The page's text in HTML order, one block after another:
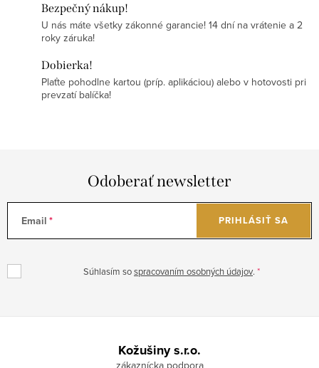
Bezpečný nákup!
U nás máte všetky zákonné garancie! 14 dní na vrátenie a 2
roky záruka!
Dobierka!
Plaťte pohodlne kartou (príp. aplikáciou) alebo v hotovosti pri
prevzatí balíčka!
Odoberať newsletter
Email
Súhlasím sospracovaním osobných údajov.
PRIHLÁSIŤ SA
Kožušiny s.r.o.